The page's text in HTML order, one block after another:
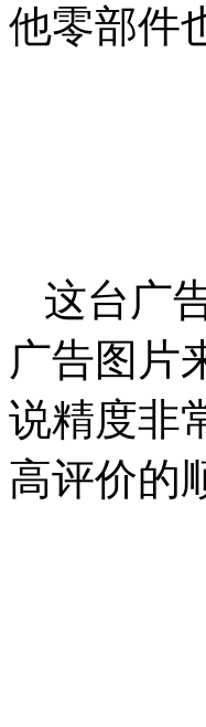
他零部件
这台广
广告图片
说精度非
高评价的